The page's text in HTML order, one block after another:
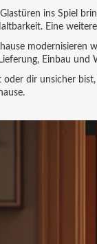
ins Spiel
Eine
modernisieren
Einbau
oder dir unsicher